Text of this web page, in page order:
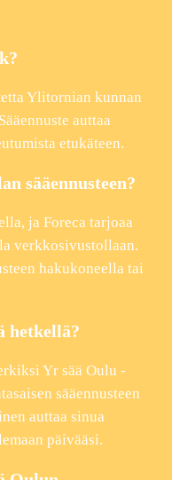
Ylitornian kunnan
auttaa
etukäteen.
sääennusteen?
ja Foreca tarjoaa
verkkosivustollaan.
hakukoneella tai
hetkellä?
Yr sää Oulu -
sääennusteen
auttaa sinua
päivääsi.